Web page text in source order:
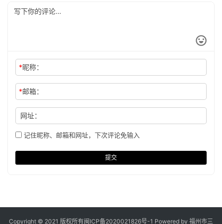
*昵称：
*邮箱：
网址：
记住昵称、邮箱和网址，下次评论免输入
提交
Copyright © 2021 版权所有闽ICP备2020021826号-1 Powered by 福州市三